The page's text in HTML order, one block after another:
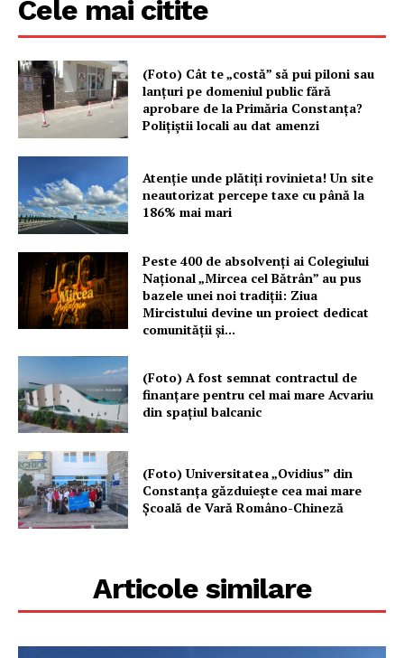
Cele mai citite
(Foto) Cât te „costă” să pui piloni sau
lanțuri pe domeniul public fără
aprobare de la Primăria Constanța?
Polițiștii locali au dat amenzi
Atenție unde plătiți rovinieta! Un site
neautorizat percepe taxe cu până la
186% mai mari
Peste 400 de absolvenți ai Colegiului
Național „Mircea cel Bătrân” au pus
bazele unei noi tradiții: Ziua
Mircistului devine un proiect dedicat
comunității și...
(Foto) A fost semnat contractul de
finanțare pentru cel mai mare Acvariu
din spațiul balcanic
(Foto) Universitatea „Ovidius” din
Constanța găzduiește cea mai mare
Școală de Vară Româno-Chineză
Articole similare